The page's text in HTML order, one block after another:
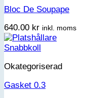
Bloc De Soupape
640.00 kr inkl. moms
Snabbkoll
Okategoriserad
Gasket 0.3